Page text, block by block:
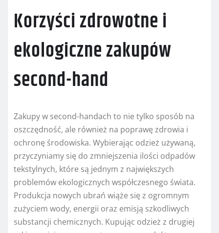
Korzyści zdrowotne i
ekologiczne zakupów
second-hand
Zakupy w second-handach to nie tylko sposób na
oszczędność, ale również na poprawę zdrowia i
ochronę środowiska. Wybierając odzież używaną,
przyczyniamy się do zmniejszenia ilości odpadów
tekstylnych, które są jednym z największych
problemów ekologicznych współczesnego świata.
Produkcja nowych ubrań wiąże się z ogromnym
zużyciem wody, energii oraz emisją szkodliwych
substancji chemicznych. Kupując odzież z drugiej